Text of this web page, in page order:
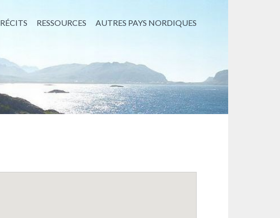
RÉCITS RESSOURCES AUTRES PAYS NORDIQUES